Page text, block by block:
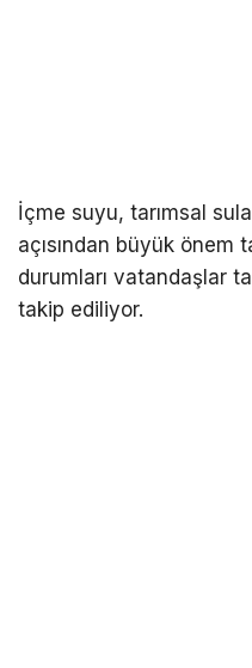
İçme suyu, tarımsal
açısından büyük önem
durumları vatandaşlar
takip ediliyor.